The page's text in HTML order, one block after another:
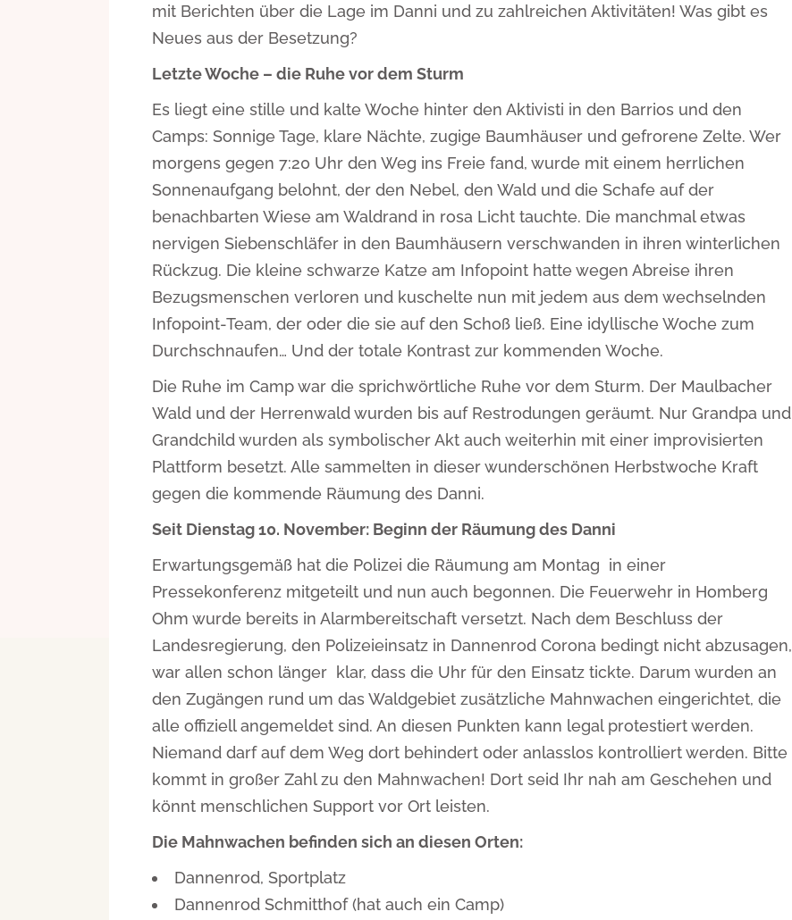
mit Berichten über die Lage im Danni und zu zahlreichen Aktivitäten! Was gibt es
Neues aus der Besetzung?
Letzte Woche – die Ruhe vor dem Sturm
Es liegt eine stille und kalte Woche hinter den Aktivisti in den Barrios und den
Camps: Sonnige Tage, klare Nächte, zugige Baumhäuser und gefrorene Zelte. Wer
morgens gegen 7:20 Uhr den Weg ins Freie fand, wurde mit einem herrlichen
Sonnenaufgang belohnt, der den Nebel, den Wald und die Schafe auf der
benachbarten Wiese am Waldrand in rosa Licht tauchte. Die manchmal etwas
nervigen Siebenschläfer in den Baumhäusern verschwanden in ihren winterlichen
Rückzug. Die kleine schwarze Katze am Infopoint hatte wegen Abreise ihren
Bezugsmenschen verloren und kuschelte nun mit jedem aus dem wechselnden
Infopoint-Team, der oder die sie auf den Schoß ließ. Eine idyllische Woche zum
Durchschnaufen… Und der totale Kontrast zur kommenden Woche.
Die Ruhe im Camp war die sprichwörtliche Ruhe vor dem Sturm. Der Maulbacher
Wald und der Herrenwald wurden bis auf Restrodungen geräumt. Nur Grandpa und
Grandchild wurden als symbolischer Akt auch weiterhin mit einer improvisierten
Plattform besetzt. Alle sammelten in dieser wunderschönen Herbstwoche Kraft
gegen die kommende Räumung des Danni.
Seit Dienstag 10. November: Beginn der Räumung des Danni
Erwartungsgemäß hat die Polizei die Räumung am Montag in einer
Pressekonferenz mitgeteilt und nun auch begonnen. Die Feuerwehr in Homberg
Ohm wurde bereits in Alarmbereitschaft versetzt. Nach dem Beschluss der
Landesregierung, den Polizeieinsatz in Dannenrod Corona bedingt nicht abzusagen,
war allen schon länger klar, dass die Uhr für den Einsatz tickte. Darum wurden an
den Zugängen rund um das Waldgebiet zusätzliche Mahnwachen eingerichtet, die
alle offiziell angemeldet sind. An diesen Punkten kann legal protestiert werden.
Niemand darf auf dem Weg dort behindert oder anlasslos kontrolliert werden. Bitte
kommt in großer Zahl zu den Mahnwachen! Dort seid Ihr nah am Geschehen und
könnt menschlichen Support vor Ort leisten.
Die Mahnwachen befinden sich an diesen Orten:
Dannenrod, Sportplatz
Dannenrod Schmitthof (hat auch ein Camp)